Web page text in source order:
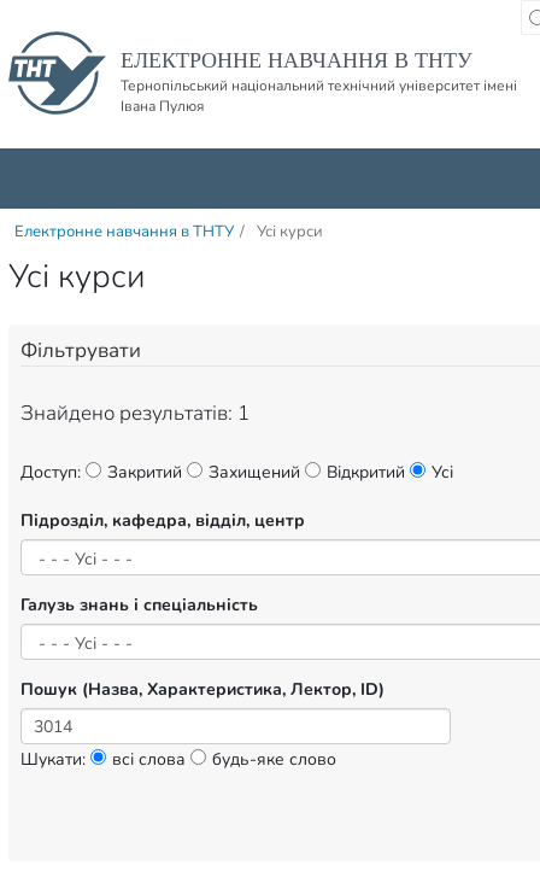
ЕЛЕКТРОННЕ НАВЧАННЯ В ТНТУ
Тернопільський національний технічний університет імені
Івана Пулюя
Електронне навчання в ТНТУ / Усі курси
Усі курси
Фільтрувати
Знайдено результатів: 1
Доступ: Закритий Захищений Відкритий Усі
Підрозділ, кафедра, відділ, центр
Галузь знань і спеціальність
Пошук (Назва, Характеристика, Лектор, ID)
Шукати: всі слова будь-яке слово